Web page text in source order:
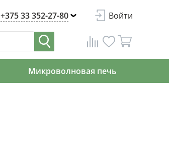
+375 33 352-27-80 Войти
Микроволновая печь